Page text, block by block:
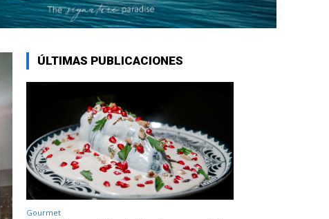
ÚLTIMAS PUBLICACIONES
Gourmet